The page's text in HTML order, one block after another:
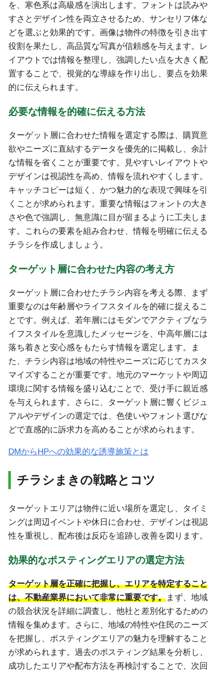
を、寒色系は高級感を演出します。フォントは読みや
すさとデザイン性を両立させるため、サンセリフ体な
どを選ぶと効果的です。画像は物件の特徴を引き出す
役割を果たし、高品質な写真が信頼感を与えます。レ
イアウトでは情報を整理し、強調したい点を大きく配
置することで、視覚的な導線を作り出し、要点を効果
的に伝えられます。
必要な情報を的確に伝える方法
ターゲット層に合わせた情報を選定する際は、購買意
欲やニーズに直結するデータを優先的に掲載し、余計
な情報を省くことが重要です。見やすいレイアウトや
デザインは視認性を高め、情報を流れやすくします。
キャッチコピーは短く、かつ魅力的な表現で興味を引
くことが求められます。重要な情報はフォントの大き
さや色で強調し、無意識に目が留まるように工夫しま
す。これらの要素を組み合わせ、情報を明確に伝える
チラシを作成しましょう。
ターゲット層に合わせた内容の考え方
ターゲット層に合わせたチラシ内容を考える際、まず
重要なのは年齢層やライフスタイルを的確に捉えるこ
とです。例えば、若年層にはモダンでアクティブなラ
イフスタイルを意識したメッセージを、中高年層には
落ち着きと安心感をもたらす情報を選定します。ま
た、チラシ内容は地域の特性やニーズに応じてカスタ
マイズすることが重要です。地元のマーケットや周辺
環境に関する情報を盛り込むことで、受け手に親近感
を与えられます。さらに、ターゲット層に響くビジュ
アルやデザインの選定では、色使いやフォント選びな
どで直感的に訴求力を高めることが求められます。
DMからHPへの効果的な誘導施策とは
チラシまきの戦略とコツ
ターゲットエリアは物件に近い場所を選定し、タイミ
ングは周辺イベントや休日に合わせ、デザインは視認
性を重視し、配布後は反応を追跡し改善を図ります。
効果的なポスティングエリアの選定方法
ターゲット層を正確に把握し、エリアを特定すること
は、不動産業界において非常に重要です。まず、地域
の競合状況を詳細に調査し、他社と差別化するための
情報を集めます。さらに、地域の特性や住民のニーズ
を把握し、ポスティングエリアの魅力を理解すること
が求められます。過去のポスティング結果を分析し、
成功したエリアや配布方法を再検討することで、次回